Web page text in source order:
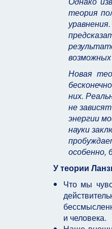
теория
Новая
них.
не
энергии
науки
особенно,
У теории
Что мы
и человека.